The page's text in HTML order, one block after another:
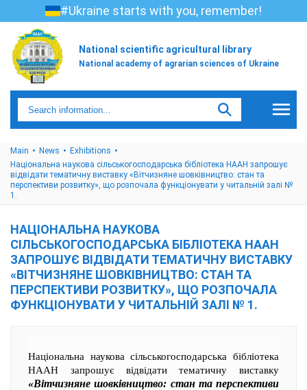
#Ukraine starts with you, remember!
National scientific agricultural library
National academy of agrarian sciences of Ukraine
Main News
Exhibitions
Національна наукова сільськогосподарська бібліотека НААН запрошує
відвідати тематичну виставку «Вітчизняне шовківництво: стан та
перспективи розвитку», що розпочала функціонувати у читальній залі №
1.
НАЦІОНАЛЬНА НАУКОВА
СІЛЬСЬКОГОСПОДАРСЬКА БІБЛІОТЕКА НААН
ЗАПРОШУЄ ВІДВІДАТИ ТЕМАТИЧНУ ВИСТАВКУ
«ВІТЧИЗНЯНЕ ШОВКІВНИЦТВО: СТАН ТА
ПЕРСПЕКТИВИ РОЗВИТКУ», ЩО РОЗПОЧАЛА
ФУНКЦІОНУВАТИ У ЧИТАЛЬНІЙ ЗАЛІ № 1.
Національна наукова сільськогосподарська бібліотека
НААН запрошує відвідати тематичну виставку
«Вітчизняне шовківництво: стан та перспективи